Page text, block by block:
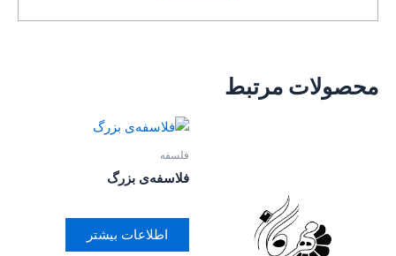
محصولات مرتبط
فلسفه
فلاسفه‌ی بزرگ
اطلاعات بیشتر